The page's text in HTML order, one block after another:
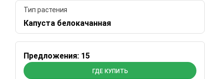
Тип растения
Капуста белокачанная
Предложения: 15
ГДЕ КУПИТЬ